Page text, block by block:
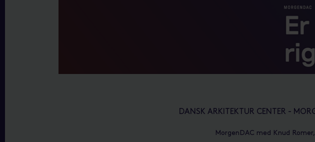
DANSK ARKITEKTUR CENTER -
MorgenDAC med Knud